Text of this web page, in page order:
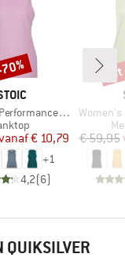
SpikenSt. Tank
Prijs
Verlaagde prijs
€ 10,79
+1
4,2(6)
Artikel
Women's
€ 59,95
QUIKSILVER